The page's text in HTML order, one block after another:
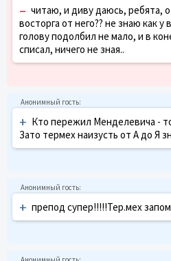
– читаю, и диву даюсь, ребята,
восторга от него?? не знаю как у
голову подолбил не мало, и в
списал, ничего не зная..
+ Кто пережил Менделевича -
Зато термех наизусть от А до Я
+ препод супер!!!!!Тер.мех